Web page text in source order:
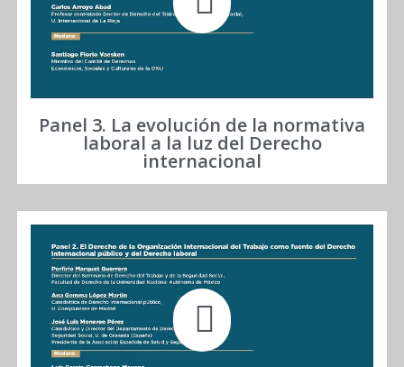
Panel 3. La evolución de la normativa
laboral a la luz del Derecho
internacional